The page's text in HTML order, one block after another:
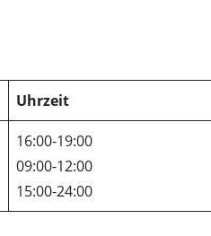
Uhrzeit
16:00-19:00
09:00-12:00
15:00-24:00